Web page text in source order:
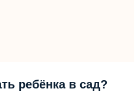
ребёнка в сад?